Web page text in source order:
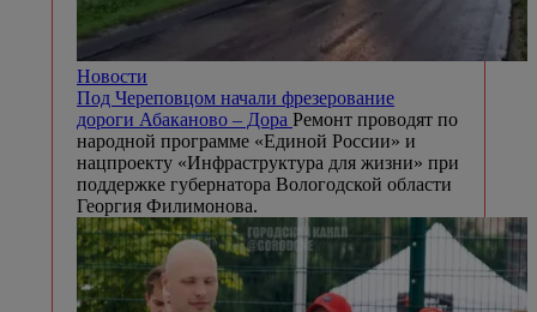
Новости
Под Череповцом начали фрезерование
дороги Абаканово – Дора Ремонт проводят по
народной программе «Единой России» и
нацпроекту «Инфраструктура для жизни» при
поддержке губернатора Вологодской области
Георгия Филимонова.